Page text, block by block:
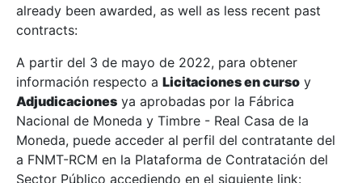
Show/Hide
Show/Hide
already been awarded, as well as less recent past
contracts:
A partir del 3 de mayo de 2022, para obtener
información respecto a Licitaciones en curso y
Adjudicaciones ya aprobadas por la Fábrica
Nacional de Moneda y Timbre - Real Casa de la
Moneda, puede acceder al perfil del contratante del
a FNMT-RCM en la Plataforma de Contratación del
Sector Público accediendo en el siguiente link: